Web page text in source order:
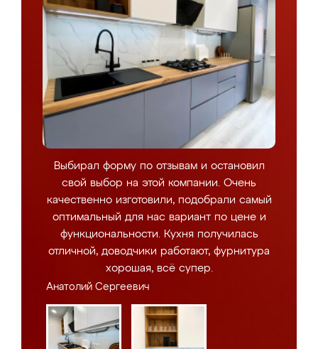
Выбирал форму по отзывам и остановил
свой выбор на этой компании. Очень
качественно изготовили, подобрали самый
оптимальный для нас вариант по цене и
функциональности. Кухня получилась
отличной, доводчики работают, фурнитура
хорошая, всё супер.
Анатолий Сергеевич